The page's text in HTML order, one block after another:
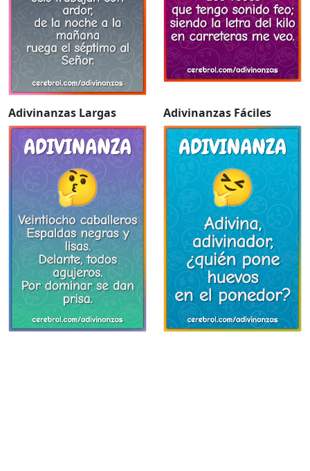
Adivinanzas Largas Adivinanzas Fáciles